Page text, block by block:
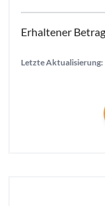
Letzte Aktualisierung: